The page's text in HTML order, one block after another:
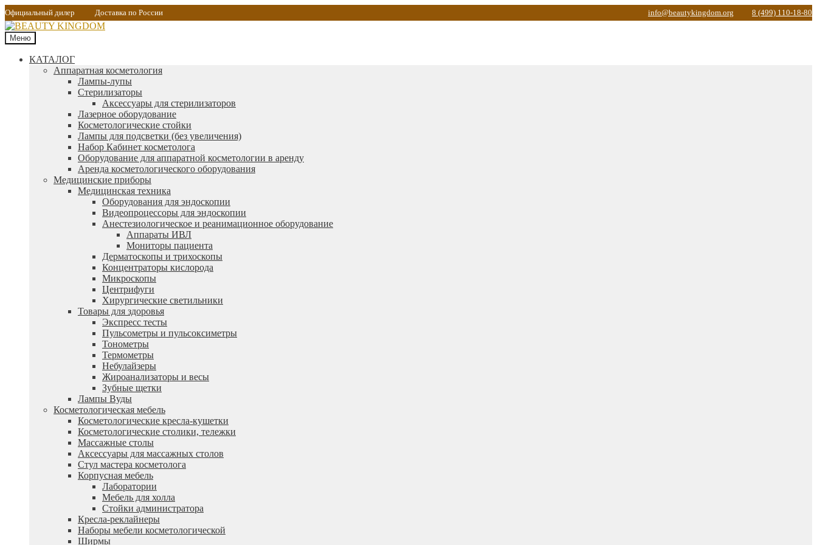
Официальный дилер Доставка по России info@beautykingdom.org 8 (499) 110-18-80
Меню
КАТАЛОГ
Аппаратная косметология
Лампы-лупы
Стерилизаторы
Аксессуары для стерилизаторов
Лазерное оборудование
Косметологические стойки
Лампы для подсветки (без увеличения)
Набор Кабинет косметолога
Оборудование для аппаратной косметологии в аренду
Аренда косметологического оборудования
Медицинские приборы
Медицинская техника
Оборудования для эндоскопии
Видеопроцессоры для эндоскопии
Анестезиологическое и реанимационное оборудование
Аппараты ИВЛ
Мониторы пациента
Дерматоскопы и трихоскопы
Концентраторы кислорода
Микроскопы
Центрифуги
Xирургические светильники
Товары для здоровья
Экспресс тесты
Пульсометры и пульсоксиметры
Тонометры
Термометры
Небулайзеры
Жироанализаторы и весы
Зубные щетки
Лампы Вуды
Косметологическая мебель
Косметологические кресла-кушетки
Косметологические столики, тележки
Массажные столы
Аксессуары для массажных столов
Стул мастера косметолога
Корпусная мебель
Лаборатории
Мебель для холла
Стойки администратора
Кресла-реклайнеры
Наборы мебели косметологической
Ширмы